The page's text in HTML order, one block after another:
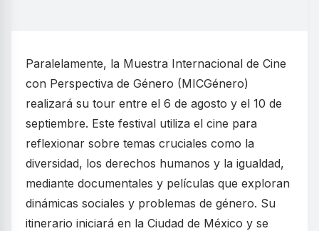
Paralelamente, la Muestra Internacional de Cine
con Perspectiva de Género (MICGénero)
realizará su tour entre el 6 de agosto y el 10 de
septiembre. Este festival utiliza el cine para
reflexionar sobre temas cruciales como la
diversidad, los derechos humanos y la igualdad,
mediante documentales y películas que exploran
dinámicas sociales y problemas de género. Su
itinerario iniciará en la Ciudad de México y se